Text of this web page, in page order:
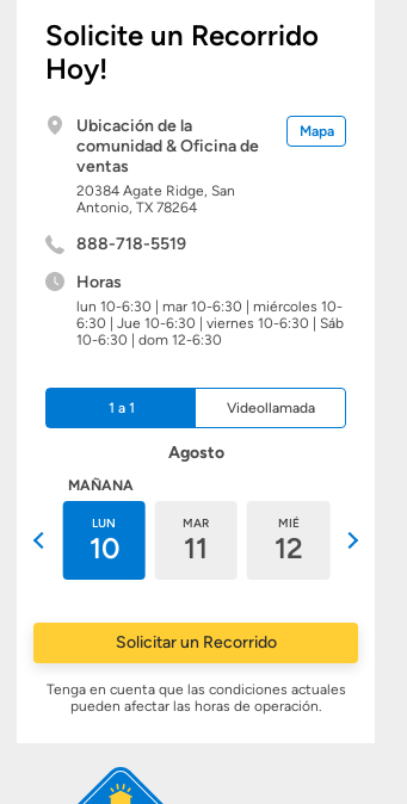
Solicite un Recorrido
Hoy!
Ubicación de la
comunidad & Oficina de
ventas
20384 Agate Ridge, San
Antonio, TX 78264
Mapa
888-718-5519
Horas
lun 10-6:30 | mar 10-6:30 | miércoles 10-
6:30 | Jue 10-6:30 | viernes 10-6:30 | Sáb
10-6:30 | dom 12-6:30
1 a 1 Videollamada
Agosto
MAÑANA
LUN
10
MAR
11
MIÉ
12
Solicitar un Recorrido
Tenga en cuenta que las condiciones actuales
pueden afectar las horas de operación.